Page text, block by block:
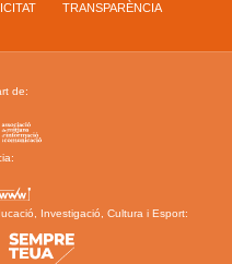
TRANSPARÈNCIA
de:
Investigació, Cultura i Esport: